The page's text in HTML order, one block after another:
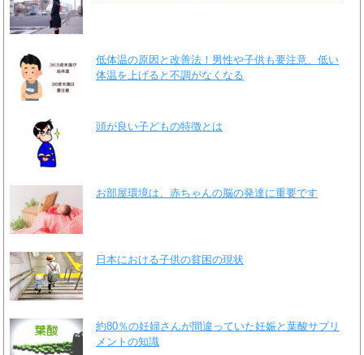
低体温の原因と改善法！男性や子供も要注意、低い
体温を上げると不調がなくなる
頭が良い子どもの特徴とは
お部屋環境は、赤ちゃんの脳の発達に重要です
日本における子供の貧困の現状
約80％の妊婦さんが間違っていた妊娠と葉酸サプリ
メントの知識